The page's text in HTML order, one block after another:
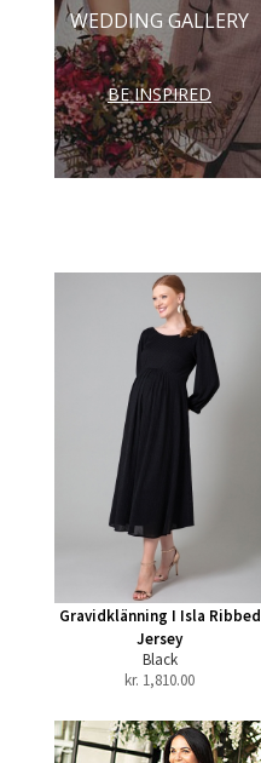
WEDDING GALLERY
BE INSPIRED
Gravidklänning I Isla Ribbed
Jersey
Black
kr. 1,810.00